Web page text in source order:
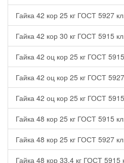
Гайка 42 кор 25 кг ГОСТ 5927
Гайка 42 кор 30 кг ГОСТ 5915
Гайка 42 оц кор 25 кг ГОСТ
Гайка 42 оц кор 25 кг ГОСТ
Гайка 42 оц кор 25 кг ГОСТ
Гайка 48 кор 25 кг ГОСТ 5915
Гайка 48 кор 25 кг ГОСТ 5927
Гайка 48 кор 33,4 кг ГОСТ